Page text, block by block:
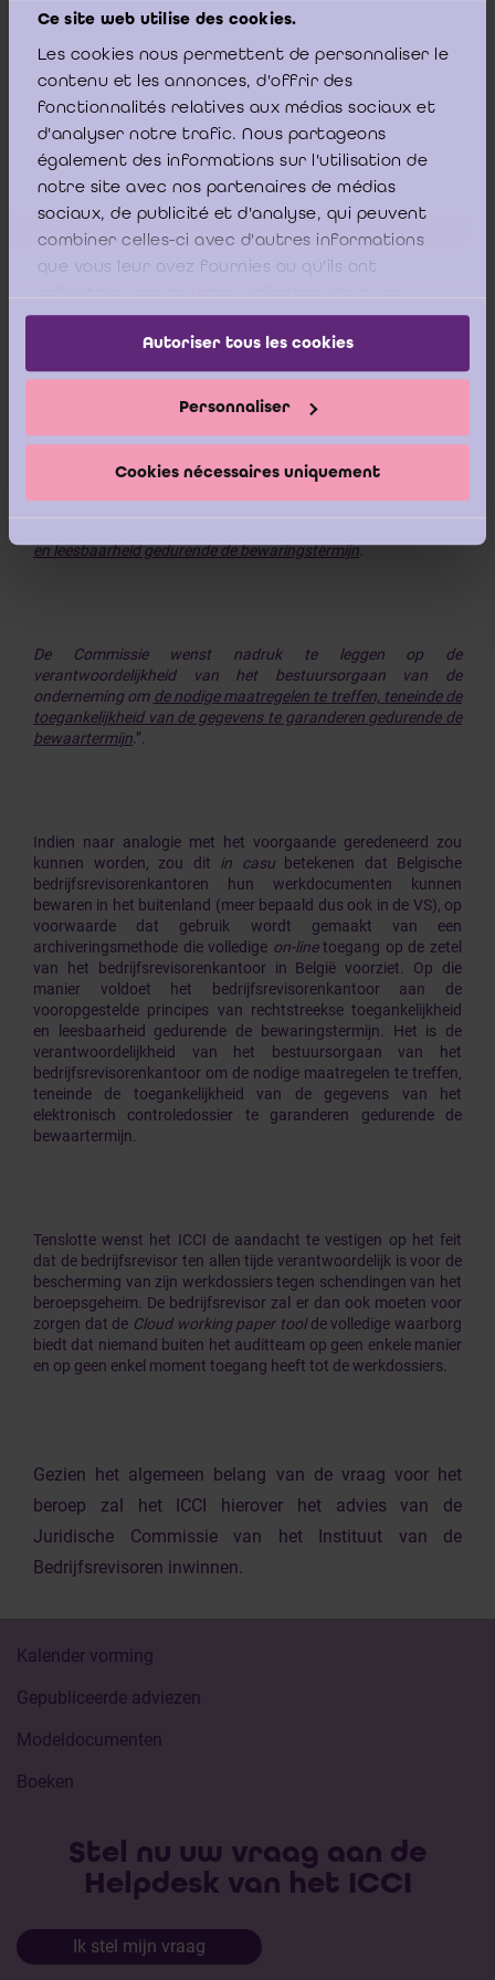
Ce site web utilise des cookies.
Les cookies nous permettent de personnaliser le
contenu et les annonces, d'offrir des
fonctionnalités relatives aux médias sociaux et
d'analyser notre trafic. Nous partageons
également des informations sur l'utilisation de
notre site avec nos partenaires de médias
sociaux, de publicité et d'analyse, qui peuvent
combiner celles-ci avec d'autres informations
que vous leur avez fournies ou qu'ils ont
services.
Autoriser tous les cookies
Personnaliser
Cookies nécessaires uniquement
behandelt en hierover het volgende stipuleert:
“De Boekhoudwet omvat geen specifieke verwijzing naar de
plaats van bewaring van de boeken en
verantwoordingsstukken. De Commissie is evenwel van
mening dat hierdoor geen bezwaar kan bestaan tegen het
centraliseren van de boekhouding op één computer in het
buitenland. De Boekhoudwet schrijft immers nergens expliciet
voor dat de materiële verrichtingen voor het inschrijven en
De Commissie is bovendien van meningdat Belgische
ondernemingen hun boeken, rekeningen en
op voorwaarde dat gebruik wordt gemaakt van een
archiveringsmethode die volledige on-line toegang op de
bedrijfszetel in België voorziet. Op die manier voldoet de
en leesbaarheid gedurende de bewaringstermijn.
De Commissie wenst nadruk te leggen op de
verantwoordelijkheid van het bestuursorgaan van de
onderneming om de nodige maatregelen te treffen, teneinde de
toegankelijkheid van de gegevens te garanderen gedurende de
bewaartermijn .”.
Indien naar analogie met het voorgaande geredeneerd zou
kunnen worden, zou dit in casubetekenen dat Belgische
bedrijfsrevisorenkantoren hun werkdocumenten kunnen
bewaren in het buitenland (meer bepaald dus ook in de VS), op
voorwaarde dat gebruik wordt
gemaakt van een
archiveringsmethode die volledige on-linetoegang op de zetel
van het bedrijfsrevisorenkantoor in België voorziet. Op die
manier voldoet het bedrijfsrevisorenkantoor aan de
vooropgestelde principes van rechtstreekse toegankelijkheid
en leesbaarheid gedurende de bewaringstermijn. Het is de
verantwoordelijkheid van het bestuursorgaan van het
bedrijfsrevisorenkantoor om de nodige maatregelen te treffen,
teneinde de toegankelijkheid van de gegevens van het
elektronisch controledossier te garanderen gedurende de
bewaartermijn.
Tenslotte wenst het ICCI de aandacht te vestigen op het feit
dat de bedrijfsrevisor ten allen tijde verantwoordelijk is voor de
bescherming van zijn werkdossiers tegen schendingen van het
beroepsgeheim. De bedrijfsrevisor zal er dan ook moeten voor
zorgen dat de Cloud working paper toolde volledige waarborg
biedt dat niemand buiten het auditteam op geen enkele manier
en op geen enkel moment toegang heeft tot de werkdossiers.
Gezien het algemeen belang van de vraag voor het
beroep zal het ICCI hierover het advies van de
Juridische Commissie van het Instituut van de
Bedrijfsrevisoren inwinnen.
Kalender vorming
Gepubliceerde adviezen
Modeldocumenten
Boeken
Stel nu uw vraag aan de
Helpdesk van het ICCI
Ik stel mijn vraag